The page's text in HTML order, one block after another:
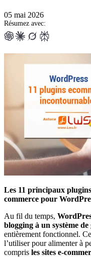
05 mai 2026
Résumez avec:
Les 11 principaux
commerce pour
Au fil du temps,
blogging à un système
entièrement fonctionnel.
l’utiliser pour alimenter à
compris les sites e-